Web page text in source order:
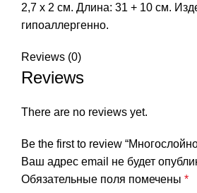
2,7 х 2 см. Длина: 31 + 10 см.
гипоаллергенно.
Reviews (0)
Reviews
There are no reviews yet.
Be the first to review
Ваш адрес email не будет
Обязательные поля помечены *